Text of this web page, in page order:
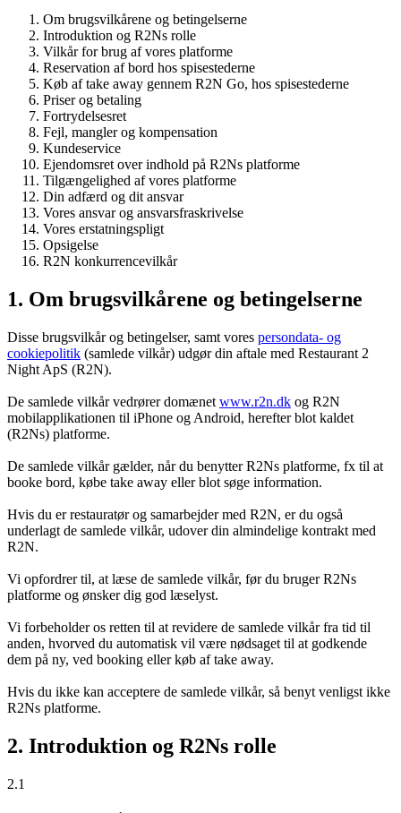
Om brugsvilkårene og betingelserne
Introduktion og R2Ns rolle
Vilkår for brug af vores platforme
Reservation af bord hos spisestederne
Køb af take away gennem R2N Go, hos spisestederne
Priser og betaling
Fortrydelsesret
Fejl, mangler og kompensation
Kundeservice
Ejendomsret over indhold på R2Ns platforme
Tilgængelighed af vores platforme
Din adfærd og dit ansvar
Vores ansvar og ansvarsfraskrivelse
Vores erstatningspligt
Opsigelse
R2N konkurrencevilkår
1. Om brugsvilkårene og betingelserne
Disse brugsvilkår og betingelser, samt vores persondata- og
cookiepolitik (samlede vilkår) udgør din aftale med Restaurant 2
Night ApS (R2N).
De samlede vilkår vedrører domænet www.r2n.dk og R2N
mobilapplikationen til iPhone og Android, herefter blot kaldet
(R2Ns) platforme.
De samlede vilkår gælder, når du benytter R2Ns platforme, fx til at
booke bord, købe take away eller blot søge information.
Hvis du er restauratør og samarbejder med R2N, er du også
underlagt de samlede vilkår, udover din almindelige kontrakt med
R2N.
Vi opfordrer til, at læse de samlede vilkår, før du bruger R2Ns
platforme og ønsker dig god læselyst.
Vi forbeholder os retten til at revidere de samlede vilkår fra tid til
anden, hvorved du automatisk vil være nødsaget til at godkende
dem på ny, ved booking eller køb af take away.
Hvis du ikke kan acceptere de samlede vilkår, så benyt venligst ikke
R2Ns platforme.
2. Introduktion og R2Ns rolle
2.1